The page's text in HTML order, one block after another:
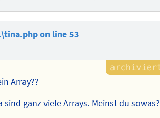
on line 53
Array??
ganz viele Arrays. Meinst du sowas?